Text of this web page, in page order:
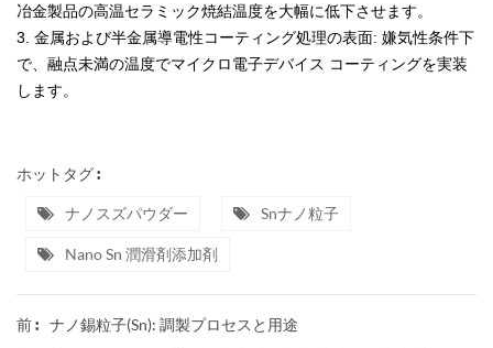
冶金製品の高温セラミック焼結温度を大幅に低下させます。
3. 金属および半金属導電性コーティング処理の表面: 嫌気性条件下
で、融点未満の温度でマイクロ電子デバイス コーティングを実装
します。
ホットタグ :
ナノスズパウダー Snナノ粒子
Nano Sn 潤滑剤添加剤
前 : ナノ錫粒子(Sn): 調製プロセスと用途